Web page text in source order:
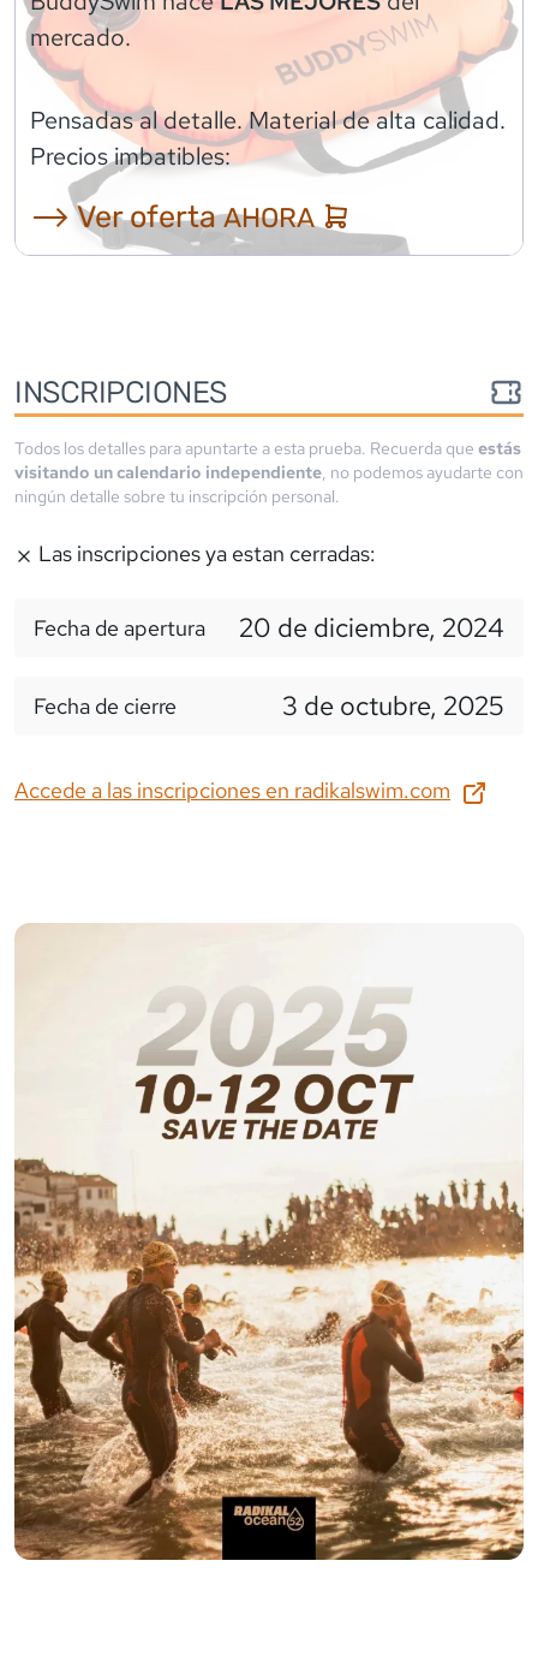
mercado.
Pensadas al detalle. Material de alta calidad.
Precios imbatibles:
⟶ Ver ofertaAHORA
INSCRIPCIONES
Todos los detalles para apuntarte a esta prueba. Recuerda que estás
visitando un calendario independiente, no podemos ayudarte con
ningún detalle sobre tu inscripción personal.
Las inscripciones ya estan cerradas:
Fecha de apertura 20 de diciembre, 2024
Fecha de cierre 3 de octubre, 2025
Accede a las inscripciones en radikalswim.com